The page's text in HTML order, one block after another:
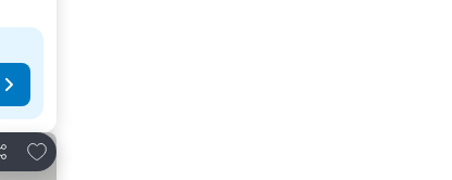
Adicionar aos favoritos